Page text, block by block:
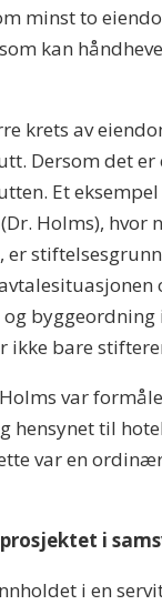
minst to
kan
krets av
Dersom det
Et
Holms),
er
byggeordning
ikke bare
var
hensynet til
var en
i
i en